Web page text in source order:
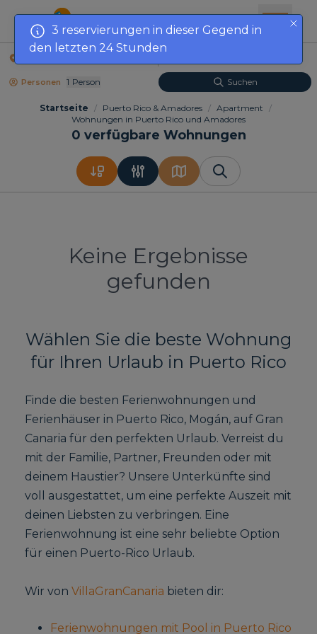
Personen 1 Person Suchen
Startseite / Puerto Rico & Amadores / Apartment /
Wohnungen in Puerto Rico und Amadores
0 verfügbare Wohnungen
Keine Ergebnisse
gefunden
den letzten 24 Stunden
Wählen Sie die beste Wohnung
für Ihren Urlaub in Puerto Rico
Finde die besten Ferienwohnungen und
Ferienhäuser in Puerto Rico, Mogán, auf Gran
Canaria für den perfekten Urlaub. Verreist du
mit der Familie, Partner, Freunden oder mit
deinem Haustier? Unsere Unterkünfte sind
voll ausgestattet, um eine perfekte Auszeit mit
deinen Liebsten zu verbringen. Eine
Ferienwohnung ist eine sehr beliebte Option
für einen Puerto-Rico Urlaub.
Wir vonVillaGranCanaria bieten dir:
Ferienwohnungen mit Pool in Puerto Rico